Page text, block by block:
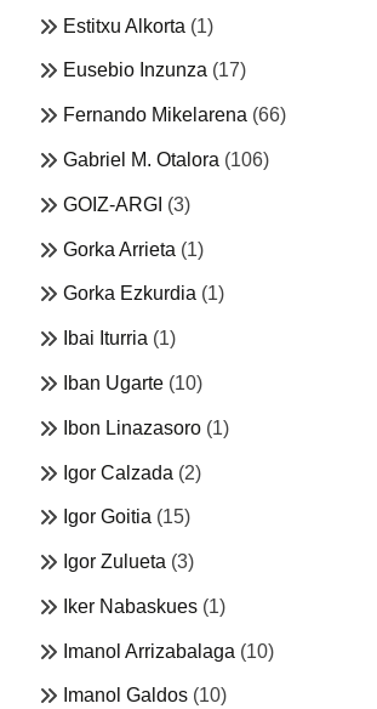
Estitxu Alkorta (1)
Eusebio Inzunza (17)
Fernando Mikelarena (66)
Gabriel M. Otalora (106)
GOIZ-ARGI (3)
Gorka Arrieta (1)
Gorka Ezkurdia (1)
Ibai Iturria (1)
Iban Ugarte (10)
Ibon Linazasoro (1)
Igor Calzada (2)
Igor Goitia (15)
Igor Zulueta (3)
Iker Nabaskues (1)
Imanol Arrizabalaga (10)
Imanol Galdos (10)